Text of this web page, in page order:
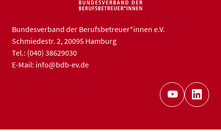
Bundesverband der Berufsbetreuer*innen e.V.
Schmiedestr. 2, 20095 Hamburg
Tel.: (040) 38629030
E-Mail: info@bdb-ev.de